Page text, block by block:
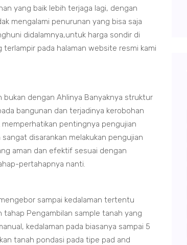
yang baik lebih terjaga lagi, dengan
mengalami penurunan yang bisa saja
didalamnya,untuk harga sondir di
pada halaman website resmi kami
bukan dengan Ahlinya Banyaknya struktur
bangunan dan terjadinya kerobohan
pentingnya pengujian
disarankan melakukan pengujian
aman dan efektif sesuai dengan
pertahapnya nanti.
sampai kedalaman tertentu
Pengambilan sample tanah yang
kedalaman pada biasanya sampai 5
tanah pondasi pada tipe pad and